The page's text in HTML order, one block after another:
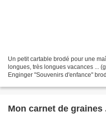
Un petit cartable brodé pour une
longues, très longues vacances ...
Enginger "Souvenirs d'enfance"
Mon carnet de graines